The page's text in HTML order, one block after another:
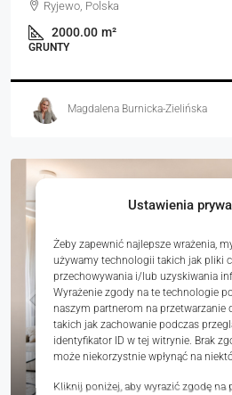
Ustawienia
Żeby zapewnić najlepsze wrażenia,
używamy technologii takich jak pliki
przechowywania i/lub uzyskiwania
Wyrażenie zgody na te technologie
naszym partnerom na przetwarzanie
takich jak zachowanie podczas
identyfikator ID w tej witrynie. Brak
może niekorzystnie wpłynąć na
Kliknij poniżej, aby wyrazić zgodę na
Ryjewo, Polska
2000.00 m²
GRUNTY
Magdalena Burnicka-Zielińska